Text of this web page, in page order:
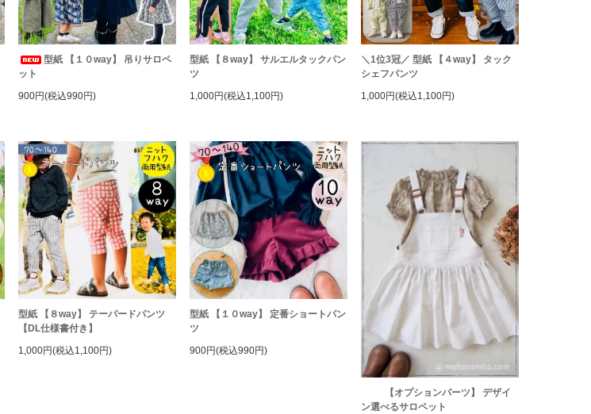
型紙 【１０way】 吊りサロペ
ット
900円(税込990円)
型紙 【８way】 サルエルタックパン
ツ
1,000円(税込1,100円)
＼1位3冠／ 型紙 【４way】 タック
シェフパンツ
1,000円(税込1,100円)
型紙 【８way】 テーパードパンツ
【DL仕様書付き】
1,000円(税込1,100円)
型紙 【１０way】 定番ショートパン
ツ
900円(税込990円)
【オプションパーツ】 デザイ
ン選べるサロペット